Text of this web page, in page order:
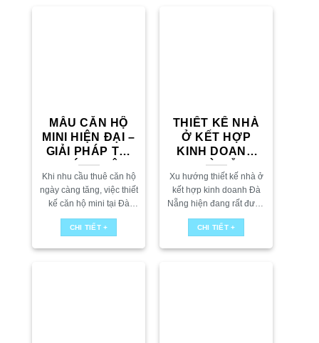
MẪU CĂN HỘ
MINI HIỆN ĐẠI –
GIẢI PHÁP TỐI
ƯU HÓA KHÔNG
GIAN HIỆU QUẢ
Khi nhu cầu thuê căn hộ
ngày càng tăng, việc thiết
kế căn hộ mini tại Đà
Nẵng theo hướng thông
minh và tối ưu không
CHI TIẾT +
THIẾT KẾ NHÀ
Ở KẾT HỢP
KINH DOANH
TẠI ĐÀ NẴNG
Xu hướng thiết kế nhà ở
kết hợp kinh doanh Đà
Nẵng hiện đang rất được
nhiều người hướng đến
bởi sự tiện lợi và hiệu
CHI TIẾT +